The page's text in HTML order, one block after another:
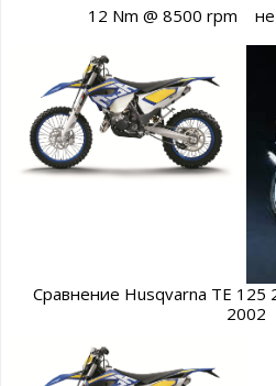
12 Nm @ 8500 rpm
Сравнение Husqvarna TE 125
2002